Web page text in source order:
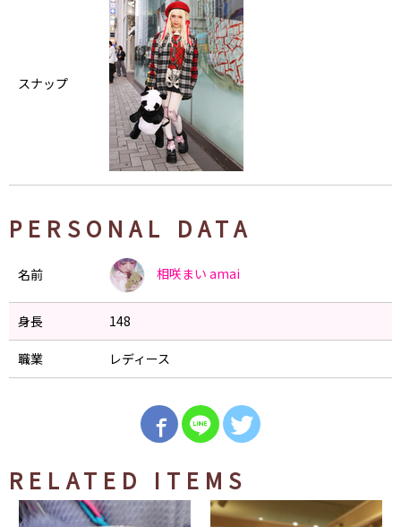
スナップ
PERSONAL DATA
名前 相咲まい amai
身長 148
職業 レディース
RELATED ITEMS